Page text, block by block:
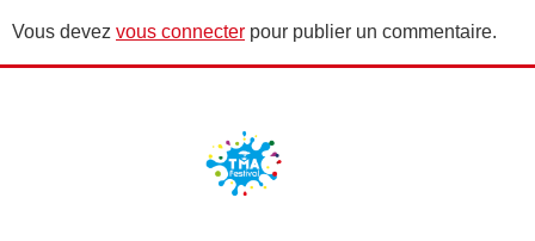
Vous devez vous connecter pour publier un commentaire.